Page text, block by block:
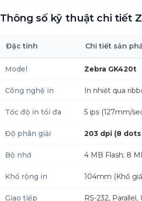
Thông số kỹ thuật chi tiết
Đặc tính Chi tiết sản
Model Zebra GK420t
Công nghệ in In nhiệt qua
Tốc độ in tối đa 5 ips (127mm/
Độ phân giải 203 dpi (8 dots
Bộ nhớ 4 MB Flash; 8
Khổ rộng in 104mm (Khổ
Giao tiếp RS-232,